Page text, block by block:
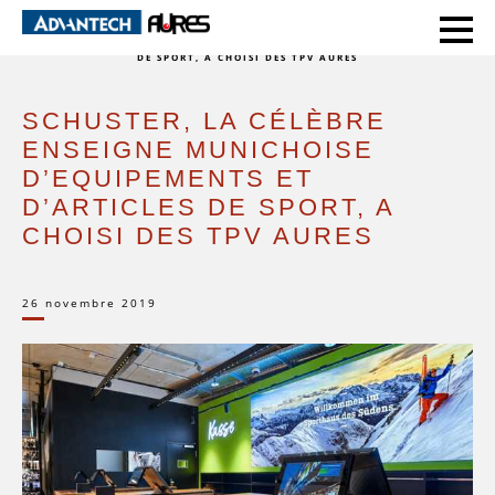
HOME
SCHUSTER, LA CÉLÈBRE ENSEIGNE MUNICHOISE D’EQUIPEMENTS ET D’ARTICLES
DE SPORT, A CHOISI DES TPV AURES
SCHUSTER, LA CÉLÈBRE
ENSEIGNE MUNICHOISE
D’EQUIPEMENTS ET
D’ARTICLES DE SPORT, A
CHOISI DES TPV AURES
26 novembre 2019